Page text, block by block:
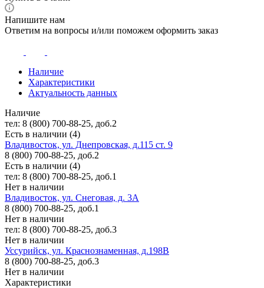
Напишите нам
Ответим на вопросы и/или поможем оформить заказ
Наличие
Характеристики
Актуальность данных
Наличие
тел: 8 (800) 700-88-25, доб.2
Есть в наличии (4)
Владивосток, ул. Днепровская, д.115 ст. 9
8 (800) 700-88-25, доб.2
Есть в наличии (4)
тел: 8 (800) 700-88-25, доб.1
Нет в наличии
Владивосток, ул. Снеговая, д. 3А
8 (800) 700-88-25, доб.1
Нет в наличии
тел: 8 (800) 700-88-25, доб.3
Нет в наличии
Уссурийск, ул. Краснознаменная, д.198В
8 (800) 700-88-25, доб.3
Нет в наличии
Характеристики